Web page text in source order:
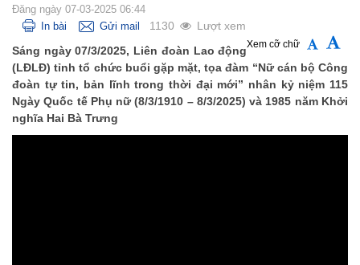
Đăng ngày 07-03-2025 06:44
In bài
Gửi mail 1130 Lượt xem
Xem cỡ chữ
Sáng ngày 07/3/2025, Liên đoàn Lao động
(LĐLĐ) tỉnh tổ chức buổi gặp mặt, tọa đàm “Nữ cán bộ Công
đoàn tự tin, bản lĩnh trong thời đại mới” nhân kỷ niệm 115
Ngày Quốc tế Phụ nữ (8/3/1910 – 8/3/2025) và 1985 năm Khởi
nghĩa Hai Bà Trưng